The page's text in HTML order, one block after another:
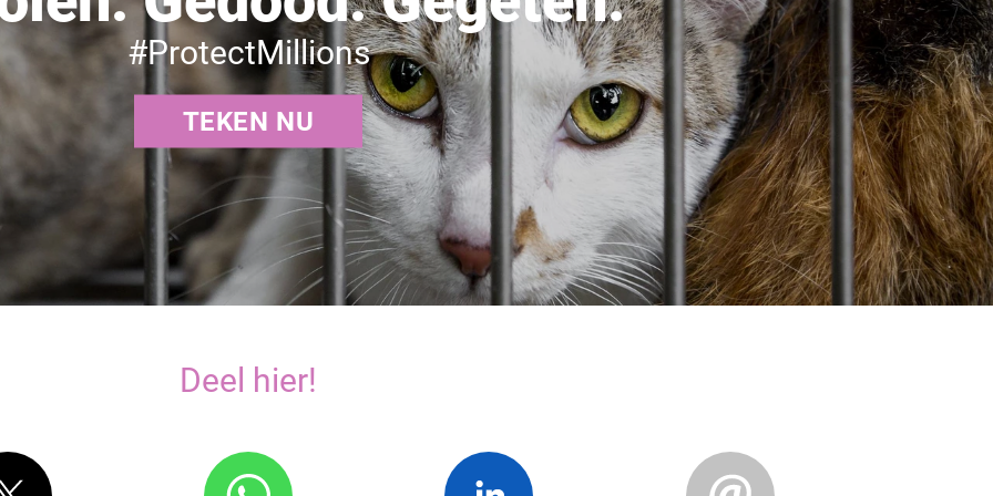
#ProtectMillions
TEKEN NU
Deel hier!